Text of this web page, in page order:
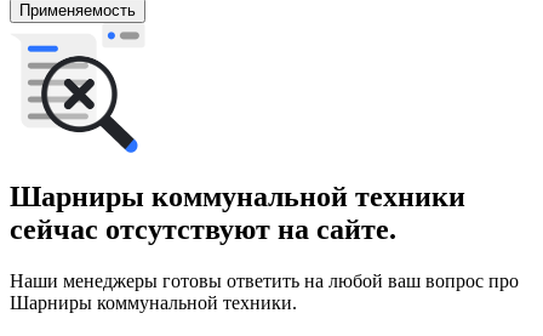
Применяемость
Шарниры коммунальной техники
сейчас отсутствуют на сайте.
Наши менеджеры готовы ответить на любой ваш вопрос про
Шарниры коммунальной техники.